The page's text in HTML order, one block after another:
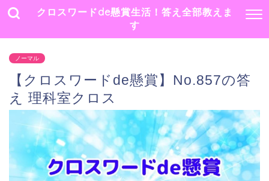
クロスワードde懸賞生活！答え全部教えま
す
ノーマル
【クロスワードde懸賞】No.857の答
え 理科室クロス